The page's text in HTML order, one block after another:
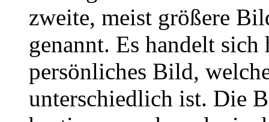
zweite, meist größere
genannt. Es handelt
persönliches Bild,
unterschiedlich ist. Die